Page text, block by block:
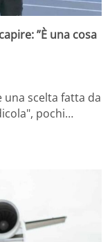
”È una cosa
scelta fatta da
pochi…